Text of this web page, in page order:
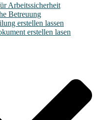
Arbeitssicherheit
Betreuung
erstellen lassen
erstellen lasen